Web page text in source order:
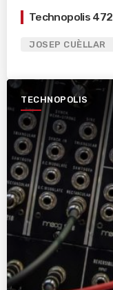
Technopolis 472
JOSEP CUÈLLAR
TECHNOPOLIS